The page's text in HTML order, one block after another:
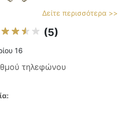
Δείτε περισσότερα >>
(5)
16
τηλεφώνου